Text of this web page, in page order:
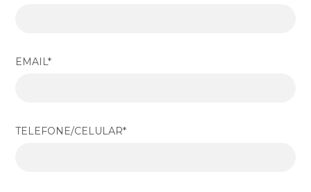
EMAIL*
TELEFONE/CELULAR*